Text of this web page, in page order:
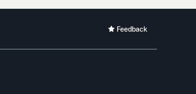
Feedback